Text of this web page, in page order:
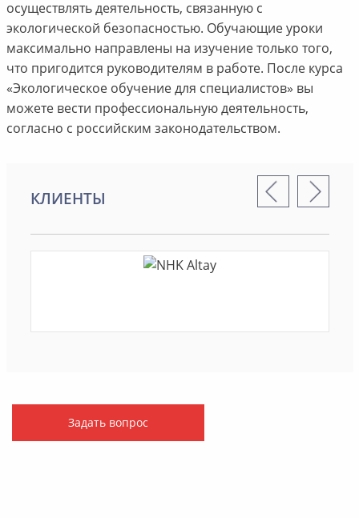
осуществлять деятельность, связанную с
экологической безопасностью. Обучающие уроки
максимально направлены на изучение только того,
что пригодится руководителям в работе. После курса
«Экологическое обучение для специалистов» вы
можете вести профессиональную деятельность,
согласно с российским законодательством.
КЛИЕНТЫ
Задать вопрос